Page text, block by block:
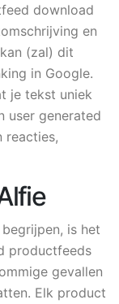
download
en
(zal) dit
in Google.
je tekst uniek
user generated
reacties,
is het
productfeeds
gevallen
Elk product